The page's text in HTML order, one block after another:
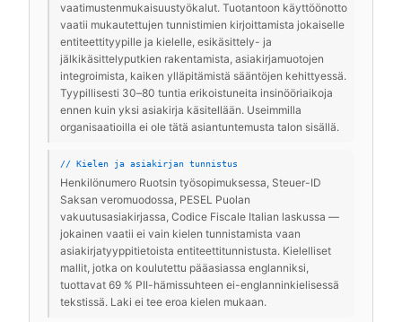
vaatimustenmukaisuustyökalut. Tuotantoon käyttöönotto
vaatii mukautettujen tunnistimien kirjoittamista jokaiselle
entiteettityypille ja kielelle, esikäsittely- ja
jälkikäsittelyputkien rakentamista, asiakirjamuotojen
integroimista, kaiken ylläpitämistä sääntöjen kehittyessä.
Tyypillisesti 30–80 tuntia erikoistuneita insinööriaikoja
ennen kuin yksi asiakirja käsitellään. Useimmilla
organisaatioilla ei ole tätä asiantuntemusta talon sisällä.
// Kielen ja asiakirjan tunnistus
Henkilönumero Ruotsin työsopimuksessa, Steuer-ID
Saksan veromuodossa, PESEL Puolan
vakuutusasiakirjassa, Codice Fiscale Italian laskussa —
jokainen vaatii ei vain kielen tunnistamista vaan
asiakirjatyyppitietoista entiteettitunnistusta. Kielelliset
mallit, jotka on koulutettu pääasiassa englanniksi,
tuottavat 69 % PII-hämissuhteen ei-englanninkielisessä
tekstissä. Laki ei tee eroa kielen mukaan.